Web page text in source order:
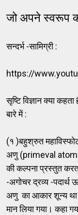
जो अपने स्वरूप
सन्दर्भ -सामिग्री :
https://
सृष्टि विज्ञान क्या
बारे में :
(१ )बहुश्रुत
अणु (primeval atom )
की कल्पना प्रस्तुत
-अगोचर द्रव्य -पदार्थ
अणु का आकार शून्य था।
मान लिया गया। कहा